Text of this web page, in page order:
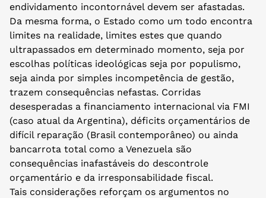
endividamento incontornável devem ser afastadas.
Da mesma forma, o Estado como um todo encontra
limites na realidade, limites estes que quando
ultrapassados em determinado momento, seja por
escolhas políticas ideológicas seja por populismo,
seja ainda por simples incompetência de gestão,
trazem consequências nefastas. Corridas
desesperadas a financiamento internacional via FMI
(caso atual da Argentina), déficits orçamentários de
difícil reparação (Brasil contemporâneo) ou ainda
bancarrota total como a Venezuela são
consequências inafastáveis do descontrole
orçamentário e da irresponsabilidade fiscal.
Tais considerações reforçam os argumentos no